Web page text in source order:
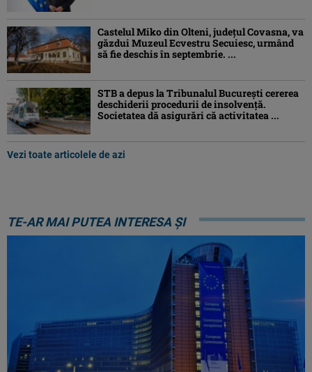
Castelul Miko din Olteni, județul Covasna, va
găzdui Muzeul Ecvestru Secuiesc, urmând
să fie deschis în septembrie. ...
STB a depus la Tribunalul București cererea
deschiderii procedurii de insolvență.
Societatea dă asigurări că activitatea ...
Vezi toate articolele de azi
TE-AR MAI PUTEA INTERESA ȘI